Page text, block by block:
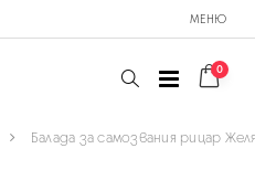
МЕНЮ
0
Балада за самозвания рицар